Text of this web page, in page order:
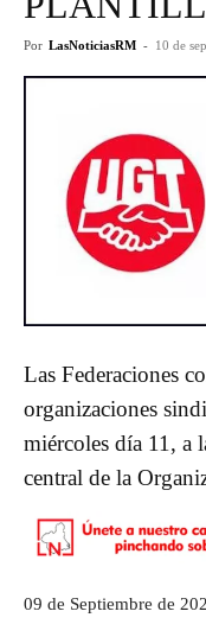
Por LasNoticiasRM - 10 de
Las Federaciones
organizaciones
miércoles día 11, a
central de la
09 de Septiembre de